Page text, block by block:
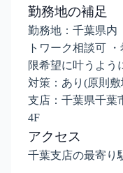
勤務地の補足
勤務地：千葉県内
トワーク相談可
限希望に叶うよう
対策：あり(原則
支店：千葉県千葉
4F
アクセス
千葉支店の最寄り